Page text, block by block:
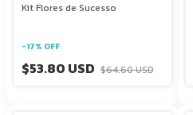
Kit Flores de Sucesso
-17% OFF
$53.80 USD $64.60 USD